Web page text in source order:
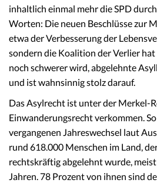
inhaltlich einmal mehr die SPD
Worten: Die neuen Beschlüsse zur
etwa der Verbesserung der
sondern die Koalition der Verlier hat
noch schwerer wird, abgelehnte
und ist wahnsinnig stolz darauf.
Das Asylrecht ist unter der Merkel-
Einwanderungsrecht verkommen.
vergangenen Jahreswechsel laut
rund 618.000 Menschen im Land,
rechtskräftig abgelehnt wurde,
Jahren. 78 Prozent von ihnen sind